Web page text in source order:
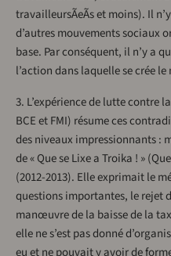
travailleursÃeÃs et moins). Il
d’autres mouvements sociaux
base. Par conséquent, il n’y a
l’action dans laquelle se crée
3. L’expérience de lutte contre
BCE et FMI) résume ces
des niveaux impressionnants :
de « Que se Lixe a Troika ! »
(2012-2013). Elle exprimait le
questions importantes, le rejet
manœuvre de la baisse de la
elle ne s’est pas donné
eu et ne pouvait y avoir de